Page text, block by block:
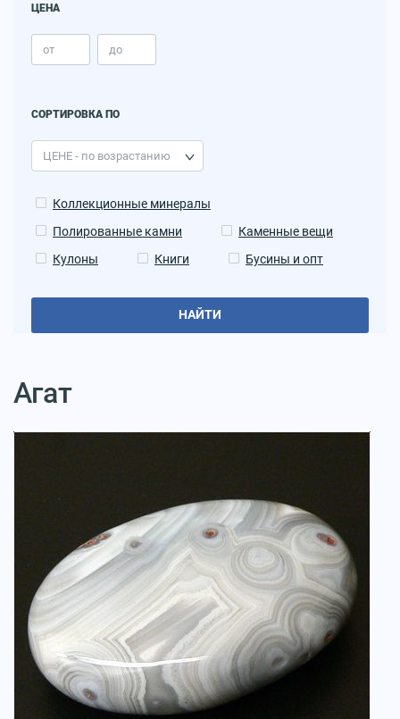
ЦЕНА
СОРТИРОВКА ПО
Коллекционные минералы
Полированные камни
Каменные вещи
Кулоны
Книги Бусины и опт
НАЙТИ
Агат